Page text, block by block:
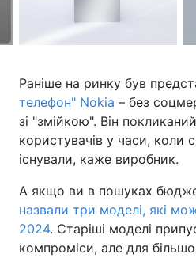
Раніше на ринку був
телефон" Nokia – без
зі "змійкою". Він
користувачів у часи, коли
існували, каже виробник.
А якщо ви в пошуках
назвали три моделі, які
2024. Старіші моделі
компроміси, але для